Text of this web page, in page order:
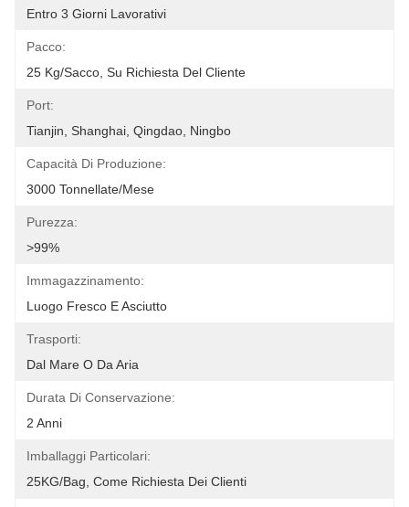
Entro 3 Giorni Lavorativi
Pacco:
25 Kg/sacco, Su Richiesta Del Cliente
Port:
Tianjin, Shanghai, Qingdao, Ningbo
Capacità Di Produzione:
3000 Tonnellate/mese
Purezza:
>99%
Immagazzinamento:
Luogo Fresco E Asciutto
Trasporti:
Dal Mare O Da Aria
Durata Di Conservazione:
2 Anni
Imballaggi Particolari:
25KG/bag, Come Richiesta Dei Clienti